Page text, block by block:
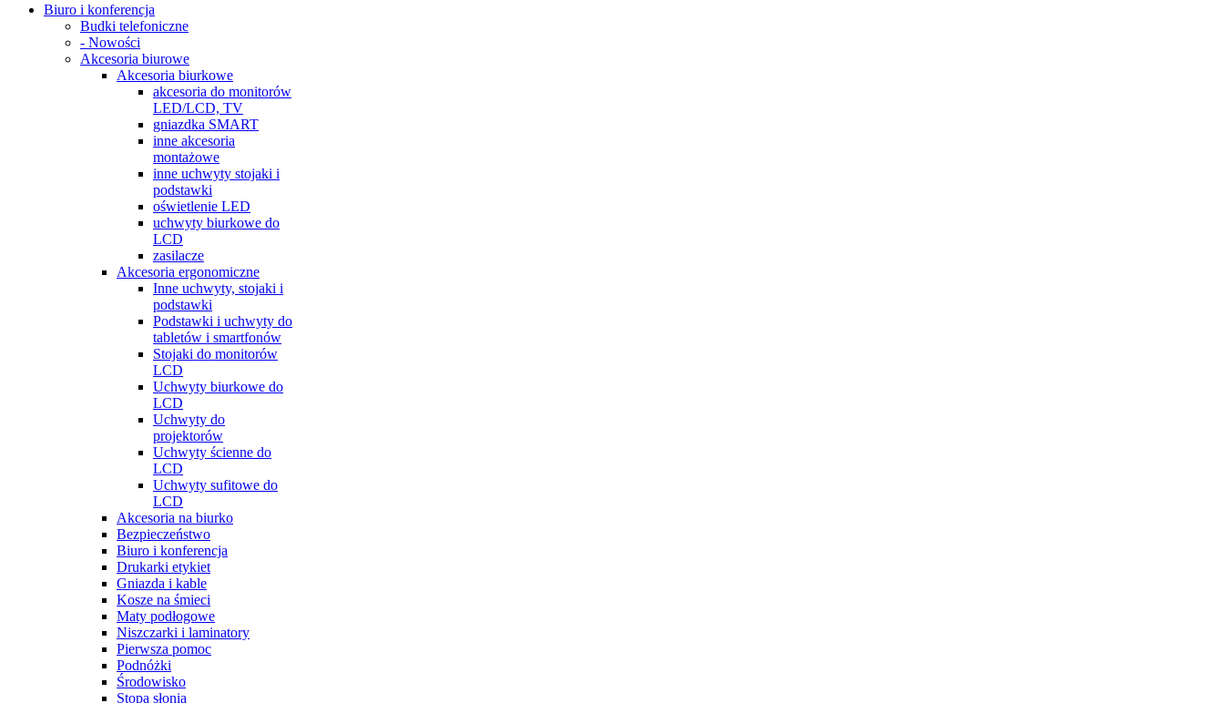
Biuro i konferencja
Budki telefoniczne
- Nowości
Akcesoria biurowe
Akcesoria biurkowe
akcesoria do monitorów
LED/LCD, TV
gniazdka SMART
inne akcesoria
montażowe
inne uchwyty stojaki i
podstawki
oświetlenie LED
uchwyty biurkowe do
LCD
zasilacze
Akcesoria ergonomiczne
Inne uchwyty, stojaki i
podstawki
Podstawki i uchwyty do
tabletów i smartfonów
Stojaki do monitorów
LCD
Uchwyty biurkowe do
LCD
Uchwyty do
projektorów
Uchwyty ścienne do
LCD
Uchwyty sufitowe do
LCD
Akcesoria na biurko
Bezpieczeństwo
Biuro i konferencja
Drukarki etykiet
Gniazda i kable
Kosze na śmieci
Maty podłogowe
Niszczarki i laminatory
Pierwsza pomoc
Podnóżki
Środowisko
Stopa słonia